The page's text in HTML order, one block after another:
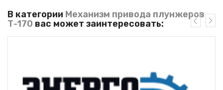
В категории Механизм привода плунжеров
Т-170 вас может заинтересовать: